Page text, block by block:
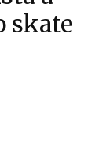
skate